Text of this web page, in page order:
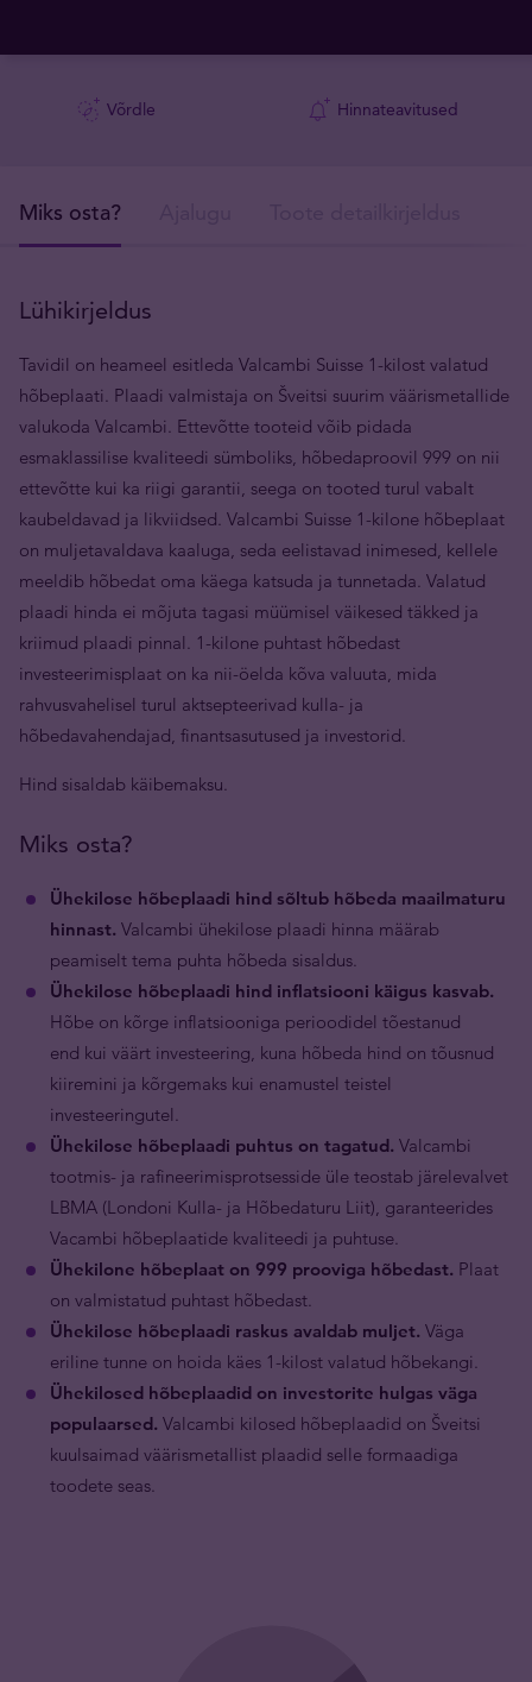
Võrdle Hinnateavitused
Miks osta?
Lühikirjeldus
Tavidil on heameel esitleda Valcambi Suisse 1-kilost valatud
hõbeplaati. Plaadi valmistaja on Šveitsi suurim väärismetallide
valukoda Valcambi. Ettevõtte tooteid võib pidada
esmaklassilise kvaliteedi sümboliks, hõbedaproovil 999 on nii
ettevõtte kui ka riigi garantii, seega on tooted turul vabalt
kaubeldavad ja likviidsed. Valcambi Suisse 1-kilone hõbeplaat
on muljetavaldava kaaluga, seda eelistavad inimesed, kellele
meeldib hõbedat oma käega katsuda ja tunnetada. Valatud
plaadi hinda ei mõjuta tagasi müümisel väikesed täkked ja
kriimud plaadi pinnal. 1-kilone puhtast hõbedast
investeerimisplaat on ka nii-öelda kõva valuuta, mida
rahvusvahelisel turul aktsepteerivad kulla- ja
hõbedavahendajad, finantsasutused ja investorid.
Hind sisaldab käibemaksu.
Miks osta?
Ühekilose hõbeplaadi hind sõltub hõbeda maailmaturu
hinnast. Valcambi ühekilose plaadi hinna määrab
peamiselt tema puhta hõbeda sisaldus.
Ühekilose hõbeplaadi hind inflatsiooni käigus kasvab.
Hõbe on kõrge inflatsiooniga perioodidel tõestanud
end kui väärt investeering, kuna hõbeda hind on tõusnud
kiiremini ja kõrgemaks kui enamustel teistel
investeeringutel.
Ühekilose hõbeplaadi puhtus on tagatud. Valcambi
tootmis- ja rafineerimisprotsesside üle teostab järelevalvet
LBMA (Londoni Kulla- ja Hõbedaturu Liit), garanteerides
Vacambi hõbeplaatide kvaliteedi ja puhtuse.
Ühekilone hõbeplaat on 999 prooviga hõbedast. Plaat
on valmistatud puhtast hõbedast.
Ühekilose hõbeplaadi raskus avaldab muljet. Väga
eriline tunne on hoida käes 1-kilost valatud hõbekangi.
Ühekilosed hõbeplaadid on investorite hulgas väga
populaarsed. Valcambi kilosed hõbeplaadid on Šveitsi
kuulsaimad väärismetallist plaadid selle formaadiga
toodete seas.